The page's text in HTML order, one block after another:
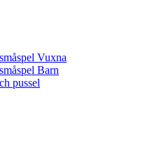
Vuxna
Barn
pussel